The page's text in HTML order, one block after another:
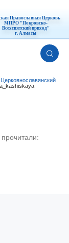
Православная Церковь
МПРО "Покровско-
Всехсвятский приход"
г. Алматы
Церковнославянский